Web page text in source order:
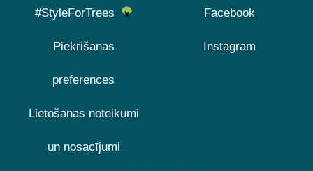
#StyleForTrees
Piekrišanas
preferences
Lietošanas noteikumi
un nosacījumi
Facebook
Instagram